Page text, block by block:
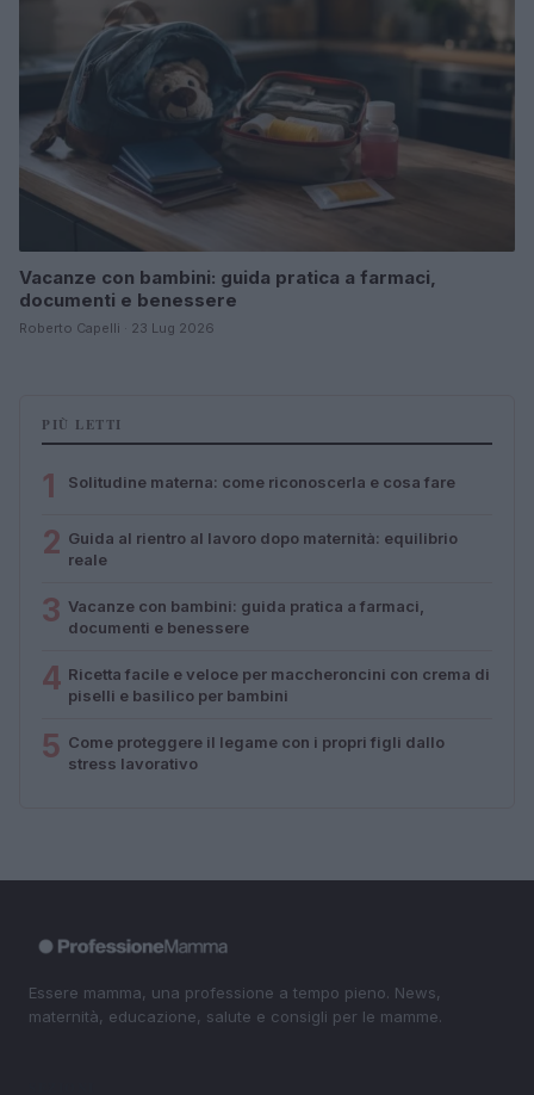
Vacanze con bambini: guida pratica a farmaci,
documenti e benessere
Roberto Capelli · 23 Lug 2026
PIÙ LETTI
1 Solitudine materna: come riconoscerla e cosa fare
2 Guida al rientro al lavoro dopo maternità: equilibrio
reale
3 Vacanze con bambini: guida pratica a farmaci,
documenti e benessere
4 Ricetta facile e veloce per maccheroncini con crema di
piselli e basilico per bambini
5 Come proteggere il legame con i propri figli dallo
stress lavorativo
Essere mamma, una professione a tempo pieno. News,
maternità, educazione, salute e consigli per le mamme.